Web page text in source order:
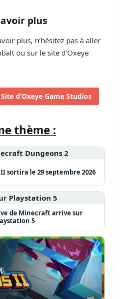
plus
plus, n’hésitez pas à aller
ou sur le site d’Oxeye
Site d’Oxeye Game Studios
thème :
sortira le 29 septembre 2026
de Minecraft arrive sur
5